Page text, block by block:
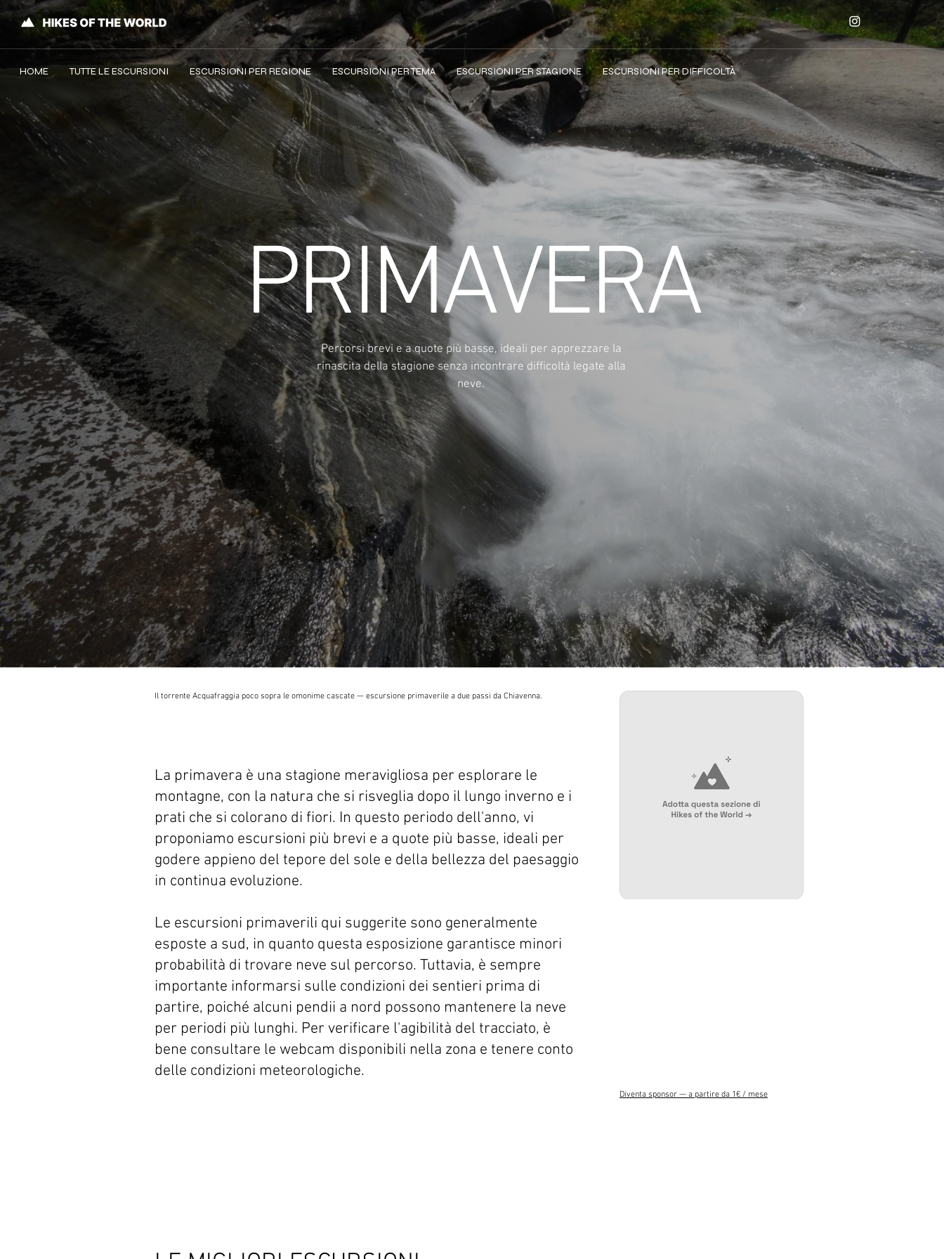
HOME TUTTE LE ESCURSIONI ESCURSIONI PER REGIONE ESCURSIONI PER TEMA ESCURSIONI PER STAGIONE ESCURSIONI PER DIFFICOLTÀ
PRIMAVERA
Percorsi brevi e a quote più basse, ideali per apprezzare la
rinascita della stagione senza incontrare difficoltà legate alla
neve.
Il torrente Acquafraggia poco sopra le omonime cascate — escursione primaverile a due passi da Chiavenna.
La primavera è una stagione meravigliosa per esplorare le
montagne, con la natura che si risveglia dopo il lungo inverno e i
prati che si colorano di fiori. In questo periodo dell'anno, vi
proponiamo escursioni più brevi e a quote più basse, ideali per
godere appieno del tepore del sole e della bellezza del paesaggio
in continua evoluzione.
Le escursioni primaverili qui suggerite sono generalmente
esposte a sud, in quanto questa esposizione garantisce minori
probabilità di trovare neve sul percorso. Tuttavia, è sempre
importante informarsi sulle condizioni dei sentieri prima di
partire, poiché alcuni pendii a nord possono mantenere la neve
per periodi più lunghi. Per verificare l'agibilità del tracciato, è
bene consultare le webcam disponibili nella zona e tenere conto
delle condizioni meteorologiche.
Diventa sponsor — a partire da 1€ / mese